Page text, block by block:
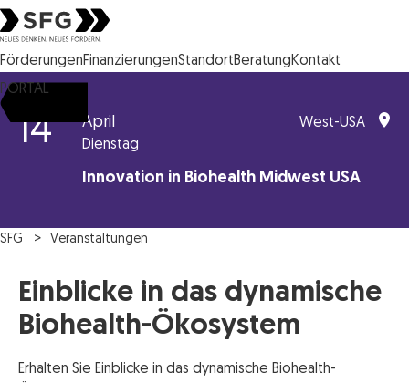
Steirische Wirtschaftsförderungsgesellschaft mbH SFG Logo
FörderungenFinanzierungenStandortBeratungKontakt
PORTAL
14 April
Dienstag
Innovation in Biohealth Midwest USA
West-USA
SFG Veranstaltungen
Einblicke in das dynamische
Biohealth-Ökosystem
Erhalten Sie Einblicke in das dynamische Biohealth-